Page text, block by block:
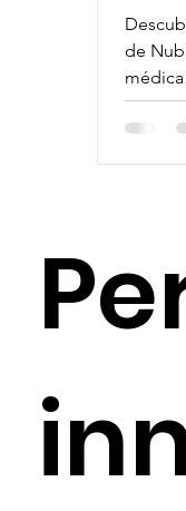
de
la